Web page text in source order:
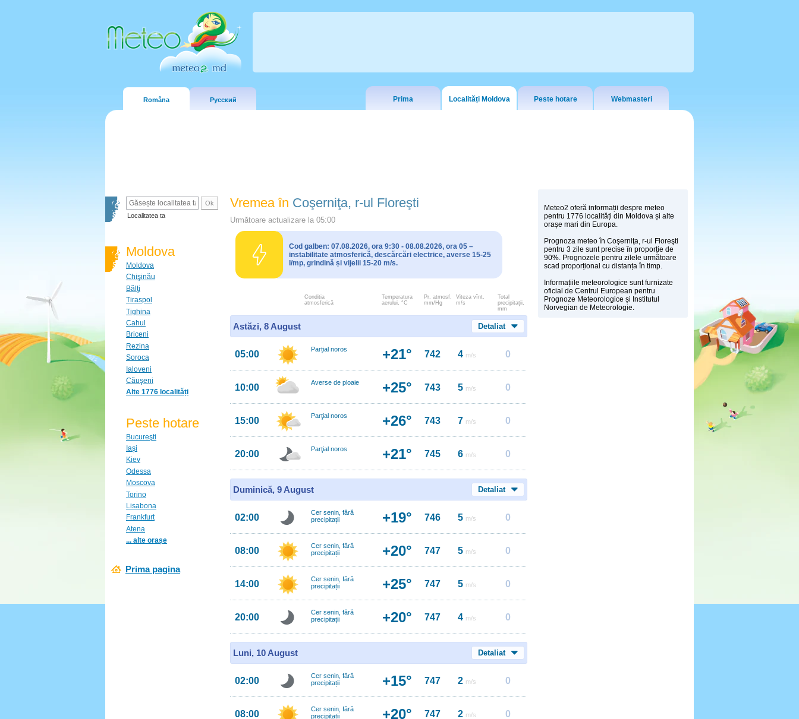
Româna Русский Prima Localități Moldova Peste hotare Webmasteri
Localitatea ta
Moldova
Moldova
Chişinău
Bălţi
Tiraspol
Tighina
Cahul
Briceni
Rezina
Soroca
Ialoveni
Căuşeni
Alte 1776 localități
Peste hotare
Bucureşti
Iaşi
Kiev
Odessa
Moscova
Torino
Lisabona
Frankfurt
Atena
... alte orașe
Prima pagina
Vremea în Coşerniţa, r-ul Floreşti
Următoare actualizare la 05:00
Cod galben: 07.08.2026, ora 9:30 - 08.08.2026, ora 05 –
instabilitate atmosferică, descărcări electrice, averse 15-25
l/mp, grindină și vijelii 15-20 m/s.
Conditia
atmosferică
Temperatura
aerului, °C
Pr. atmosf.
mm/Hg
Viteza vînt.
m/s
Total
precipitații,
mm
Astăzi, 8 August Detaliat
05:00 Parțial noros +21° 742 4 m/s 0
10:00 Averse de ploaie +25° 743 5 m/s 0
15:00 Parţial noros +26° 743 7 m/s 0
20:00 Parţial noros +21° 745 6 m/s 0
Duminică, 9 August Detaliat
02:00
Cer senin, fără
precipitații
+19° 746 5 m/s 0
08:00
Cer senin, fără
precipitații
+20° 747 5 m/s 0
14:00
Cer senin, fără
precipitații
+25° 747 5 m/s 0
20:00
Cer senin, fără
precipitații
+20° 747 4 m/s 0
Luni, 10 August Detaliat
02:00
Cer senin, fără
precipitații
+15° 747 2 m/s 0
08:00
Cer senin, fără
precipitații
+20° 747 2 m/s 0
Meteo2 oferă informații despre meteo
pentru 1776 localități din Moldova și alte
orașe mari din Europa.
Prognoza meteo în Coşerniţa, r-ul Floreşti
pentru 3 zile sunt precise în proporție de
90%. Prognozele pentru zilele următoare
scad proporțional cu distanța în timp.
Informațiile meteorologice sunt furnizate
oficial de Centrul European pentru
Prognoze Meteorologice și Institutul
Norvegian de Meteorologie.